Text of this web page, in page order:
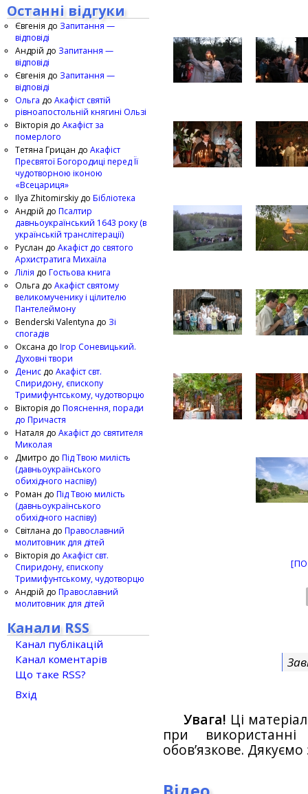
Увага! Ці
при
обов’язкове.
Останні відгуки
Євгенія до Запитання —
відповіді
Андрій до Запитання —
відповіді
Євгенія до Запитання —
відповіді
Ольга до Акафіст святій
рівноапостольній княгині Ользі
Вікторія до Акафіст за
померлого
Тетяна Грицан до Акафіст
Пресвятої Богородиці перед Її
чудотворною іконою
«Всецариця»
Ilya Zhitomirskiy до Бібліотека
Андрій до Псалтир
давньоукраїнський 1643 року (в
українській транслітерації)
Руслан до Акафіст до святого
Архистратига Михаїла
Лілія до Гостьова книга
Ольга до Акафіст святому
великомученику і цілителю
Пантелеймону
Benderski Valentyna до Зі
спогадів
Оксана до Ігор Соневицький.
Духовні твори
Денис до Акафіст свт.
Спиридону, єпископу
Тримифунтському, чудотворцю
Вікторія до Пояснення, поради
до Причастя
Наталя до Акафіст до святителя
Миколая
Дмитро до Під Твою милість
(давньоукраїнського
обихідного наспіву)
Роман до Під Твою милість
(давньоукраїнського
обихідного наспіву)
Світлана до Православний
молитовник для дітей
Вікторія до Акафіст свт.
Спиридону, єпископу
Тримифунтському, чудотворцю
Андрій до Православний
молитовник для дітей
Канали RSS
Канал публікацій
Канал коментарів
Що таке RSS?
Вхід